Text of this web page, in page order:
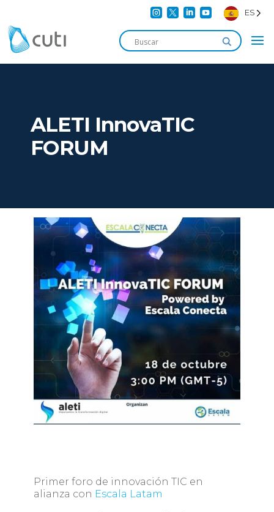
    ES
ALETI InnovaTIC
FORUM
Primer foro de innovación TIC en
alianza con Escala Latam